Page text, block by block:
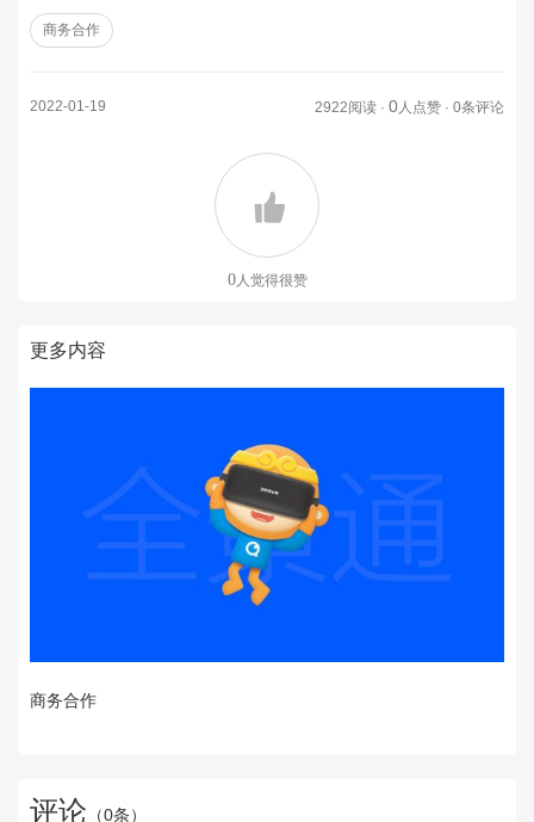
商务合作
2022-01-19 2922阅读 · 0人点赞 · 0条评论
0人觉得很赞
更多内容
商务合作
评论 （0条）